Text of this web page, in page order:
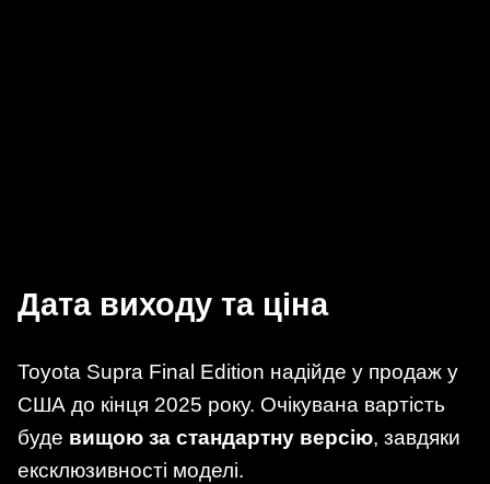
Дата виходу та ціна
Toyota Supra Final Edition надійде у продаж у
США до кінця 2025 року. Очікувана вартість
буде вищою за стандартну версію, завдяки
ексклюзивності моделі.